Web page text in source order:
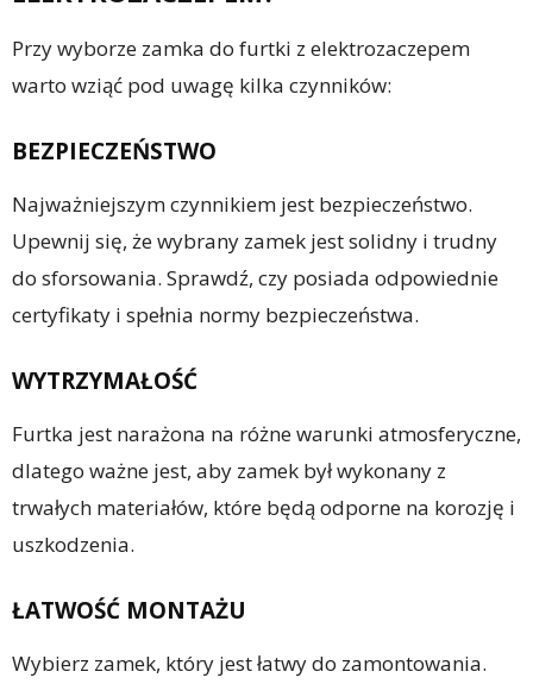
Przy wyborze zamka do furtki z elektrozaczepem
warto wziąć pod uwagę kilka czynników:
BEZPIECZEŃSTWO
Najważniejszym czynnikiem jest bezpieczeństwo.
Upewnij się, że wybrany zamek jest solidny i trudny
do sforsowania. Sprawdź, czy posiada odpowiednie
certyfikaty i spełnia normy bezpieczeństwa.
WYTRZYMAŁOŚĆ
Furtka jest narażona na różne warunki atmosferyczne,
dlatego ważne jest, aby zamek był wykonany z
trwałych materiałów, które będą odporne na korozję i
uszkodzenia.
ŁATWOŚĆ MONTAŻU
Wybierz zamek, który jest łatwy do zamontowania.